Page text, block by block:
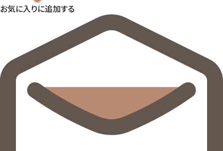
お気に入りに追加する